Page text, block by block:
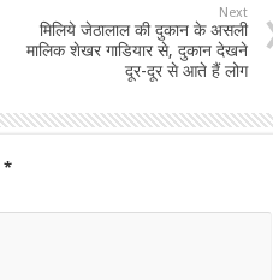
Next
मिलिये जेठालाल की दुकान के असली
मालिक शेखर गाडियार से, दुकान देखने
दूर-दूर से आते हैं लोग
*